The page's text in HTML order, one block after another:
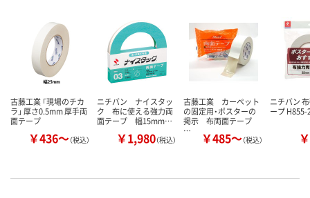
カゴへ カゴへ カ
古藤工業 「現場のチカ
ラ」 厚さ0.5mm 厚手両
面テープ
￥436～（税込）
ニチバン ナイスタッ
ク 布に使える強力両
面テープ 幅15mm…
￥1,980（税込）
古藤工業 カーペット
の固定用・ポスターの
掲示 布両面テープ
…
￥485～（税込）
ニチバン
ープ H855-